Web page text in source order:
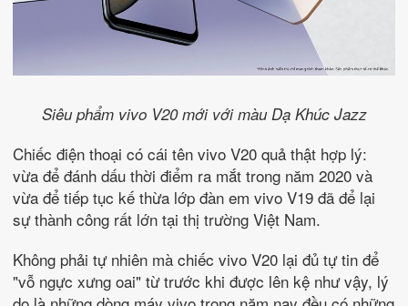
Siêu phẩm vivo V20 mới với màu Dạ Khúc Jazz
Chiếc điện thoại có cái tên vivo V20 quả thật hợp lý:
vừa để đánh dấu thời điểm ra mắt trong năm 2020 và
vừa để tiếp tục kế thừa lớp đàn em vivo V19 đã để lại
sự thành công rất lớn tại thị trường Việt Nam.
Không phải tự nhiên mà chiếc vivo V20 lại đủ tự tin để
"vỗ ngực xưng oai" từ trước khi được lên kệ như vậy, lý